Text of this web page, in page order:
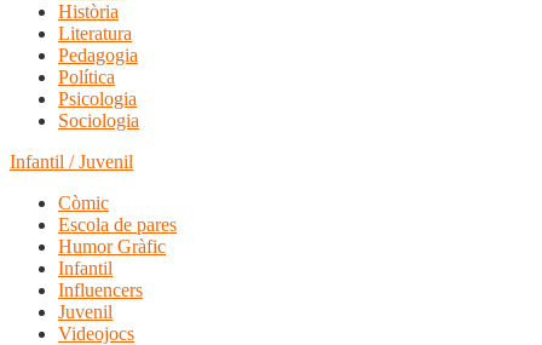
Història
Literatura
Pedagogia
Política
Psicologia
Sociologia
Infantil / Juvenil
Còmic
Escola de pares
Humor Gràfic
Infantil
Influencers
Juvenil
Videojocs